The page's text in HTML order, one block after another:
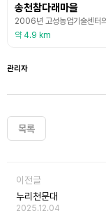
송천참다래마을
약 4.9 km
관리자
목록
이전글
누리천문대
2025.12.04